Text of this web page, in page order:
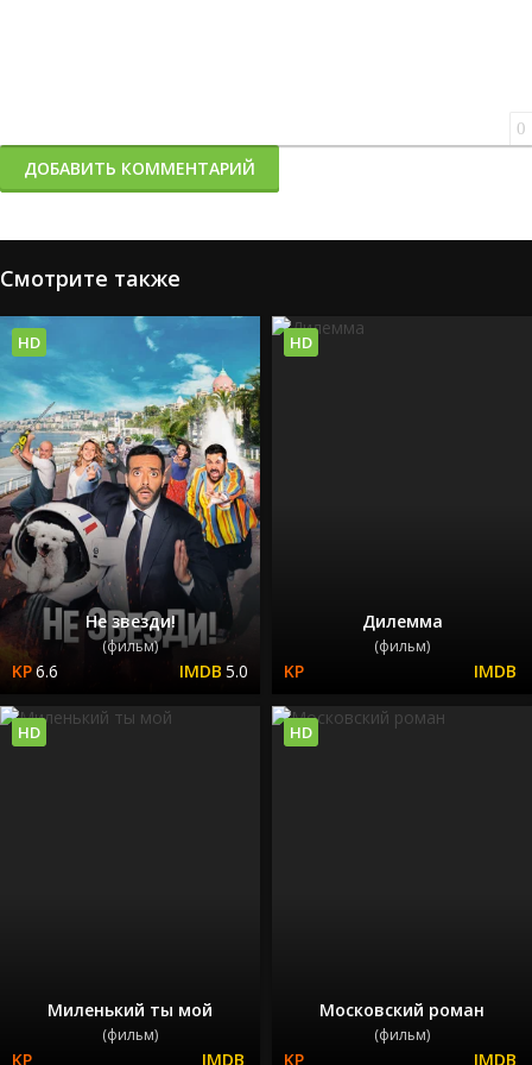
0
ДОБАВИТЬ КОММЕНТАРИЙ
Смотрите также
Не звезди!
(фильм)
6.6 5.0
HD
Дилемма
(фильм)
HD
Миленький ты мой
(фильм)
HD
Московский роман
(фильм)
HD